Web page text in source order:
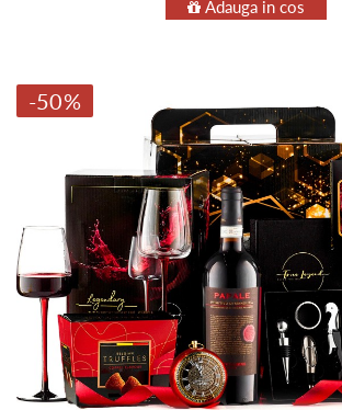
Adauga in cos
-50%